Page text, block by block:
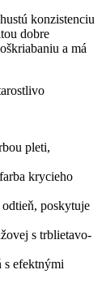
konzistenciu
dobre
a má
pleti,
krycieho
poskytuje
s trblietavo-
efektnými